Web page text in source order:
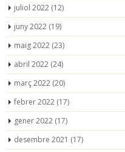
juliol 2022 (12)
juny 2022 (19)
maig 2022 (23)
abril 2022 (24)
març 2022 (20)
febrer 2022 (17)
gener 2022 (17)
desembre 2021 (17)